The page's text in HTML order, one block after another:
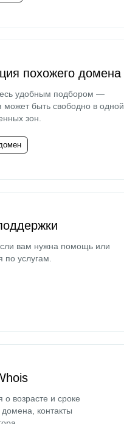
похожего домена
удобным подбором —
может быть свободно в одной
зон.
вам нужна помощь или
по услугам.
возрасте и сроке
домена, контакты